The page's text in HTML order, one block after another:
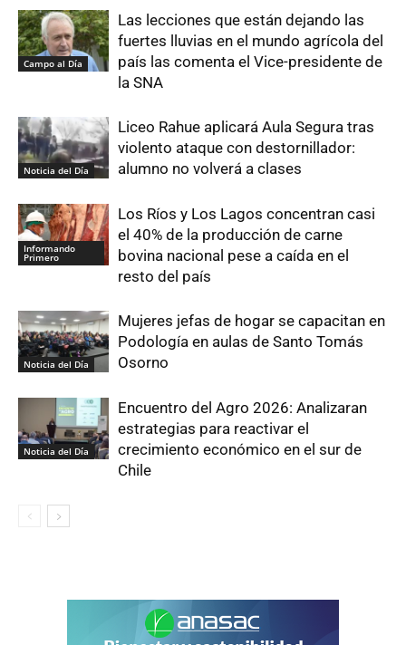
Campo al Día
Las lecciones que están dejando las
fuertes lluvias en el mundo agrícola del
país las comenta el Vice-presidente de
la SNA
Noticia del Día
Liceo Rahue aplicará Aula Segura tras
violento ataque con destornillador:
alumno no volverá a clases
Informando
Primero
Los Ríos y Los Lagos concentran casi
el 40% de la producción de carne
bovina nacional pese a caída en el
resto del país
Noticia del Día
Mujeres jefas de hogar se capacitan en
Podología en aulas de Santo Tomás
Osorno
Noticia del Día
Encuentro del Agro 2026: Analizaran
estrategias para reactivar el
crecimiento económico en el sur de
Chile